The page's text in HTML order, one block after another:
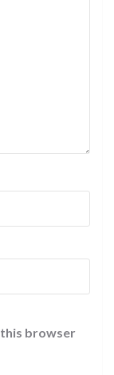
this browser